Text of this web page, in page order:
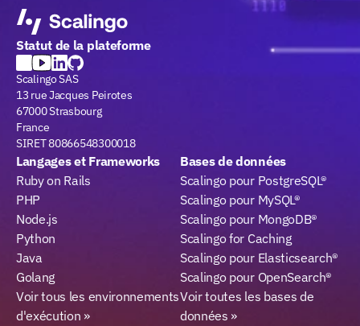
Statut de la plateforme
Scalingo SAS
13 rue Jacques Peirotes
67000 Strasbourg
France
SIRET 80866548300018
Langages et Frameworks
Ruby on Rails
PHP
Node.js
Python
Java
Golang
Voir tous les environnements
d'exécution »
Bases de données
Scalingo pour PostgreSQL®
Scalingo pour MySQL®
Scalingo pour MongoDB®
Scalingo for Caching
Scalingo pour Elasticsearch®
Scalingo pour OpenSearch®
Voir toutes les bases de
données »